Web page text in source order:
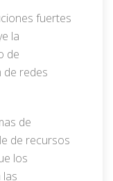
fuertes
la
de
de redes
de
de recursos
los